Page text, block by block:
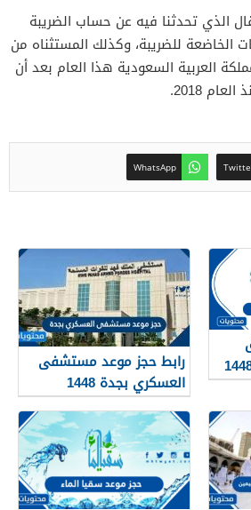
الذي تحدثنا فيه عن حساب الضريبة
الخاضعة للضريبة، وكذلك المستثناه من
العربية السعودية هذا العام بعد أن
WhatsApp
برقم الهوية 1448
رابط حجز موعد مستشفى
العسكري بجدة 1448